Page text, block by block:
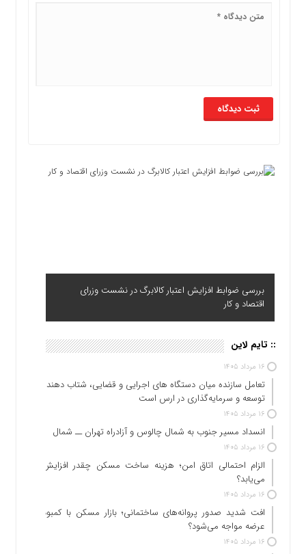
بررسی ضوابط افزایش اعتبار کالابرگ در نشست وزرای
اقتصاد و کار
:: تایم لاین
۱۶ مرداد ۱۴۰۵
تعامل سازنده میان دستگاه‌ های اجرایی و قضایی، شتاب‌ دهنده
توسعه و سرمایه‌گذاری در ارس است
۱۶ مرداد ۱۴۰۵
انسداد مسیر جنوب به شمال چالوس و آزادراه تهران ــ شمال
۱۶ مرداد ۱۴۰۵
الزام احتمالی اتاق امن؛ هزینه ساخت مسکن چقدر افزایش
می‌یابد؟
۱۶ مرداد ۱۴۰۵
افت شدید صدور پروانه‌های ساختمانی؛ بازار مسکن با کمبود
عرضه مواجه می‌شود؟
۱۶ مرداد ۱۴۰۵